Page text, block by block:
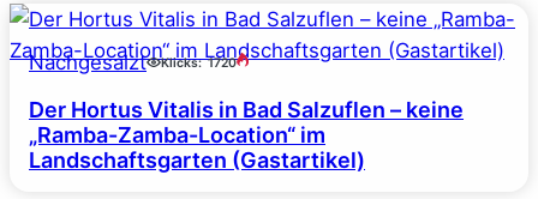
Nachgesalzt Klicks: 1720
Der Hortus Vitalis in Bad Salzuflen – keine
„Ramba-Zamba-Location“ im
Landschaftsgarten (Gastartikel)